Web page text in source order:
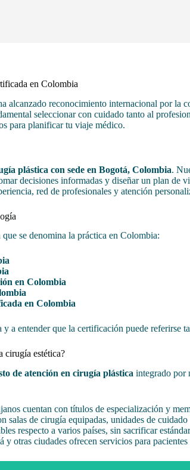
en Colombia
alcanzado reconocimiento internacional por la
seleccionar con cuidado tanto al
para planificar tu viaje médico.
plástica con sede en Bogotá, Colombia.
decisiones informadas y diseñar un plan de
red de profesionales y atención
se denomina la práctica en Colombia:
en Colombia
en Colombia
a entender que la certificación puede referirse
cirugía estética?
de atención en cirugía plástica integrado por
cuentan con títulos de especialización y
salas de cirugía equipadas, unidades de
respecto a varios países, sin sacrificar
y otras ciudades ofrecen servicios para